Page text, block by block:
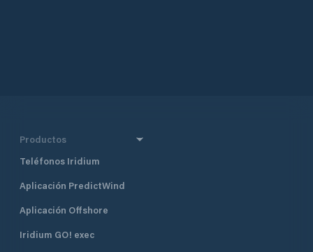
Productos
Teléfonos Iridium
Aplicación PredictWind
Aplicación Offshore
Iridium GO! exec